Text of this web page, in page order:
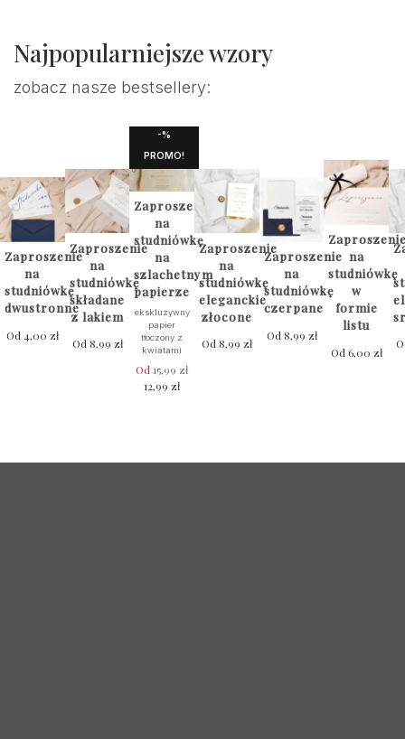
Najpopularniejsze wzory
zobacz nasze bestsellery:
Zaproszenie
na
studniówkę
dwustronne
Od 4,00 zł
Zaproszenie
na
studniówkę
składane
z lakiem
Od 8,99 zł
-%
PROMO!
Zaproszenia
na
studniówkę
na
szlachetnym
papierze
ekskluzywny
papier
tłoczony z
kwiatami
Od15,99zł
12,99złAktualna
Zaproszenie
na
studniówkę
eleganckie
złocone
Od 8,99 zł
Zaproszenie
na
studniówkę
czerpane
Od 8,99 zł
na
studniówkę
w
formie
listu
Od 6,00 zł